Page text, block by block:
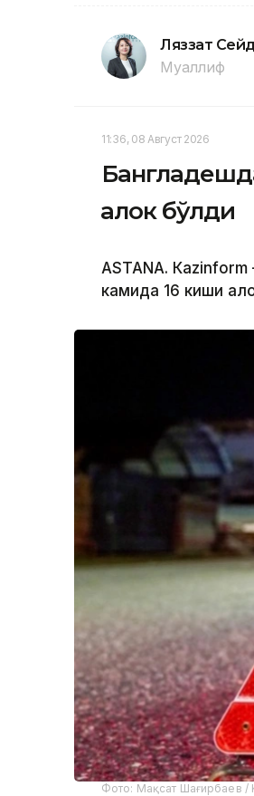
Ляззат
Муаллиф
11:36, 08 Август 2026
ҳалок бўлди
ASTANА.
камида 16 киши
Фото: Мақсат Шағирбаев /